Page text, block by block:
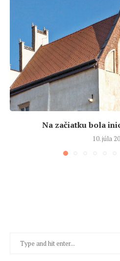
Na začiatku bola
10. júla